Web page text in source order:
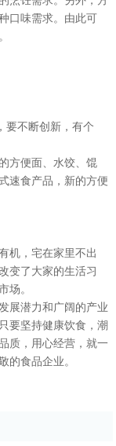
口味需求。由此可
要不断创新，有个
方便面、水饺、馄
速食产品，新的方便
机，宅在家里不出
变了大家的生活习
场。
展潜力和广阔的产业
要坚持健康饮食，潮
质，用心经营，就一
的食品企业。